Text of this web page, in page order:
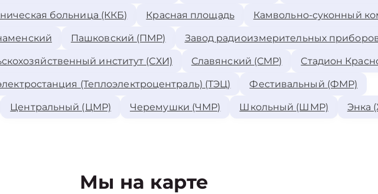
больница (ККБ) Красная площадь Камвольно-суконный
Пашковский (ПМР) Завод радиоизмерительных
институт (СХИ) Славянский (СМР) Стадион
(Теплоэлектроцентраль) (ТЭЦ) Фестивальный (ФМР)
Центральный (ЦМР) Черемушки (ЧМР) Школьный (ШМР) Энка
Мы на карте